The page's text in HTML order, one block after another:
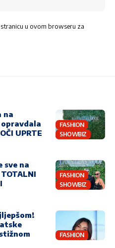
u ovom browseru za
FASHION
SHOWBIZ
na
UPRTE
FASHION
SHOWBIZ
sve na
FASHION